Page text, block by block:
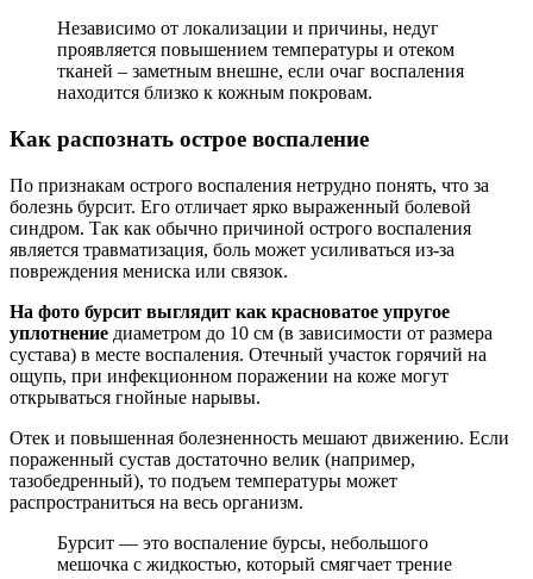
Независимо от локализации и причины, недуг
проявляется повышением температуры и отеком
тканей – заметным внешне, если очаг воспаления
находится близко к кожным покровам.
Как распознать острое воспаление
По признакам острого воспаления нетрудно понять, что за
болезнь бурсит. Его отличает ярко выраженный болевой
синдром. Так как обычно причиной острого воспаления
является травматизация, боль может усиливаться из-за
повреждения мениска или связок.
На фото бурсит выглядит как красноватое упругое
уплотнение диаметром до 10 см (в зависимости от размера
сустава) в месте воспаления. Отечный участок горячий на
ощупь, при инфекционном поражении на коже могут
открываться гнойные нарывы.
Отек и повышенная болезненность мешают движению. Если
пораженный сустав достаточно велик (например,
тазобедренный), то подъем температуры может
распространиться на весь организм.
Бурсит — это воспаление бурсы, небольшого
мешочка с жидкостью, который смягчает трение